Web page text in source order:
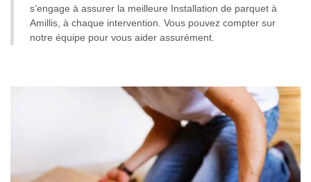
s’engage à assurer la meilleure Installation de parquet à
Amillis, à chaque intervention. Vous pouvez compter sur
notre équipe pour vous aider assurément.